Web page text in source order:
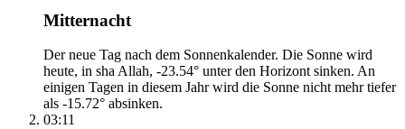
Mitternacht
Der neue Tag nach dem Sonnenkalender. Die Sonne wird
heute, in sha Allah, -23.54° unter den Horizont sinken. An
einigen Tagen in diesem Jahr wird die Sonne nicht mehr tiefer
als -15.72° absinken.
03:11